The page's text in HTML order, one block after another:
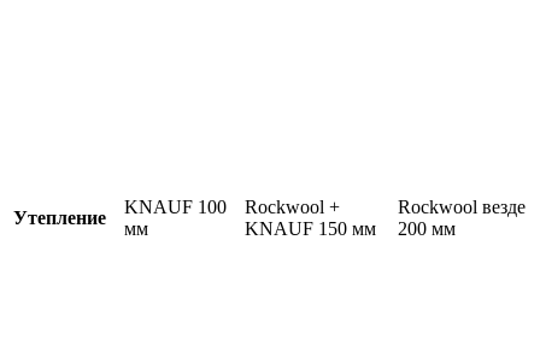
Утепление
KNAUF 100
мм
Rockwool +
KNAUF 150 мм
Rockwool везде
200 мм